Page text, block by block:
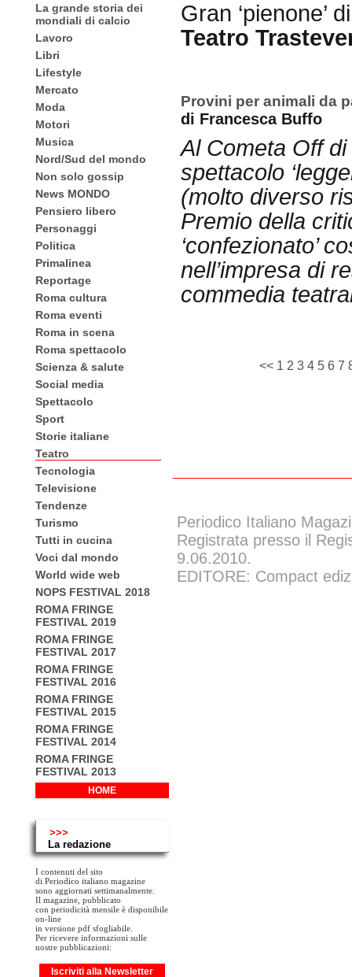
La grande storia dei
mondiali di calcio
Lavoro
Libri
Lifestyle
Mercato
Moda
Motori
Musica
Nord/Sud del mondo
Non solo gossip
News MONDO
Pensiero libero
Personaggi
Politica
Primalinea
Reportage
Roma cultura
Roma eventi
Roma in scena
Roma spettacolo
Scienza & salute
Social media
Spettacolo
Sport
Storie italiane
Teatro
Tecnologia
Televisione
Tendenze
Turismo
Tutti in cucina
Voci dal mondo
World wide web
NOPS FESTIVAL 2018
ROMA FRINGE
FESTIVAL 2019
ROMA FRINGE
FESTIVAL 2017
ROMA FRINGE
FESTIVAL 2016
ROMA FRINGE
FESTIVAL 2015
ROMA FRINGE
FESTIVAL 2014
ROMA FRINGE
FESTIVAL 2013
HOME
>>>
La redazione
I contenuti del sito
di Periodico italiano magazine
sono aggiornati settimanalmente.
Il magazine, pubblicato
con periodicità mensile è disponibile
on-line
in versione pdf sfogliabile.
Per ricevere informazioni sulle
nostre pubblicazioni:
Iscriviti alla Newsletter
Gran ‘pienone’
Teatro
Provini per animali da
di Francesca Buffo
Al Cometa Off
spettacolo
(molto diverso
Premio della
‘confezionato’
nell’impresa di
commedia
<< 1 2 3 4 5 6 7
Periodico Italiano
Registrata presso il
9.06.2010.
EDITORE: Compact